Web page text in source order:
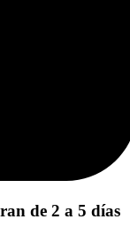
de 2 a 5 días